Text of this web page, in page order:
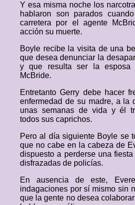
Y esa misma noche los
hablaron son parados
carretera por el agente
acción su muerte.
Boyle recibe la visita de una
que desea denunciar la
y que resulta ser la esposa
McBride.
Entretanto Gerry debe hacer
enfermedad de su madre, a la
unas semanas de vida y él
todos sus caprichos.
Pero al día siguiente Boyle se
que no cabe en la cabeza de
dispuesto a perderse una
disfrazadas de policías.
En ausencia de este,
indagaciones por sí mismo sin
que la gente no desea